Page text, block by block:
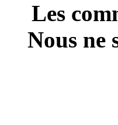
Les
Nous ne